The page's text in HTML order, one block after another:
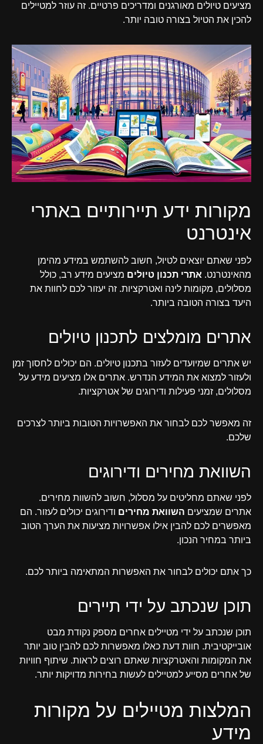
מציעים טיולים מאורגנים ומדריכים פרטיים. זה עוזר למטיילים
להכין את הטיול בצורה טובה יותר.
מקורות ידע תיירותיים באתרי
אינטרנט
לפני שאתם יוצאים לטיול, חשוב להשתמש במידע מהימן
מהאינטרנט. אתרי תכנון טיולים מציעים מידע רב, כולל
מסלולים, מקומות לינה ואטרקציות. זה יעזור לכם לחוות את
היעד בצורה הטובה ביותר.
אתרים מומלצים לתכנון טיולים
יש אתרים שמיועדים לעזור בתכנון טיולים. הם יכולים לחסוך זמן
ולעזור למצוא את המידע הנדרש. אתרים אלו מציעים מידע על
מסלולים, זמני פעילות ודירוגים של אטרקציות.
זה מאפשר לכם לבחור את האפשרויות הטובות ביותר לצרכים
שלכם.
השוואת מחירים ודירוגים
לפני שאתם מחליטים על מסלול, חשוב להשוות מחירים.
אתרים שמציעים השוואת מחירים ודירוגים יכולים לעזור. הם
מאפשרים לכם להבין אילו אפשרויות מציעות את הערך הטוב
ביותר במחיר הנכון.
כך אתם יכולים לבחור את האפשרות המתאימה ביותר לכם.
תוכן שנכתב על ידי תיירים
תוכן שנכתב על ידי מטיילים אחרים מספק נקודת מבט
אובייקטיבית. חוות דעת כאלו מאפשרות לכם להבין טוב יותר
את המקומות והאטרקציות שאתם רוצים לראות. שיתוף חוויות
של אחרים מסייע למטיילים לעשות בחירות מדויקות יותר.
המלצות מטיילים על מקורות
מידע